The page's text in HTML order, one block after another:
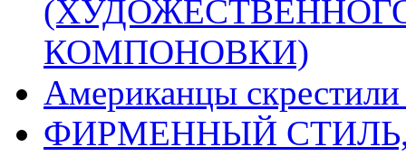
КОМПОНОВКИ)
Американцы
ФИРМЕННЫЙ